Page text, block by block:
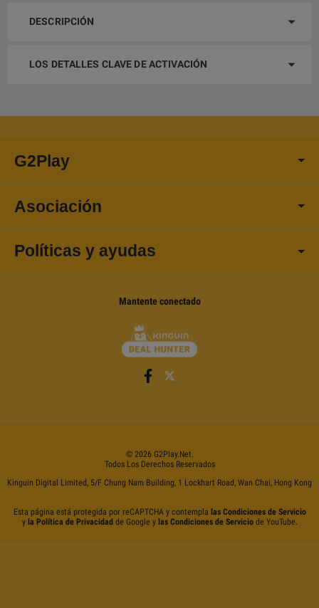
DESCRIPCIÓN
LOS DETALLES CLAVE DE ACTIVACIÓN
G2Play
Asociación
Políticas y ayudas
Mantente conectado
© 2026 G2Play.net.
Todos Los Derechos Reservados
Kinguin Digital Limited, 5/F Chung Nam Building, 1 Lockhart Road, Wan Chai, Hong Kong
Esta página está protegida por reCAPTCHA y contempla las Condiciones de Servicio
y la Política de Privacidad de Google y las Condiciones de Serviciode YouTube.